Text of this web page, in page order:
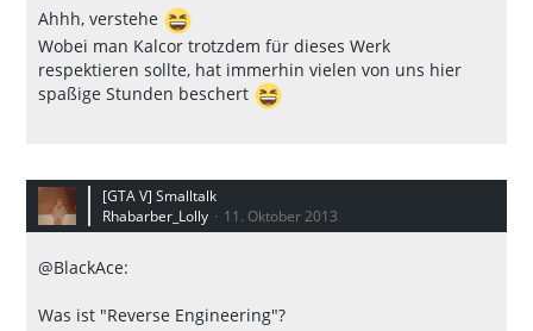
Ahhh, verstehe
Wobei man Kalcor trotzdem für dieses Werk
respektieren sollte, hat immerhin vielen von uns hier
spaßige Stunden beschert
[GTA V] Smalltalk
Rhabarber_Lolly
11. Oktober 2013
@BlackAce:
Was ist "Reverse Engineering"?